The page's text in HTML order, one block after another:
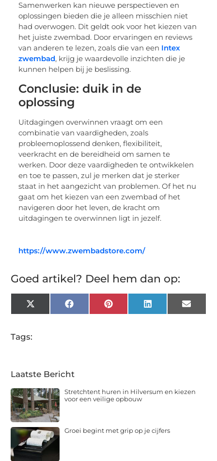
Samenwerken kan nieuwe perspectieven en
oplossingen bieden die je alleen misschien niet
had overwogen. Dit geldt ook voor het kiezen van
het juiste zwembad. Door ervaringen en reviews
van anderen te lezen, zoals die van een Intex
zwembad, krijg je waardevolle inzichten die je
kunnen helpen bij je beslissing.
Conclusie: duik in de
oplossing
Uitdagingen overwinnen vraagt om een
combinatie van vaardigheden, zoals
probleemoplossend denken, flexibiliteit,
veerkracht en de bereidheid om samen te
werken. Door deze vaardigheden te ontwikkelen
en toe te passen, zul je merken dat je sterker
staat in het aangezicht van problemen. Of het nu
gaat om het kiezen van een zwembad of het
navigeren door het leven, de kracht om
uitdagingen te overwinnen ligt in jezelf.
https://www.zwembadstore.com/
Goed artikel? Deel hem dan op:
X
(Twitter)
FacebookPinterestLinkedInEmail
Tags:
Laatste Bericht
Stretchtent huren in Hilversum en kiezen
voor een veilige opbouw
Groei begint met grip op je cijfers